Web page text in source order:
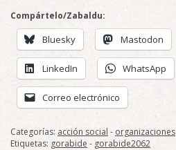
Compártelo/Zabaldu:
Bluesky Mastodon
LinkedIn WhatsApp
Correo electrónico
Categorías: acción social - organizaciones
Etiquetas: gorabide - gorabide2062